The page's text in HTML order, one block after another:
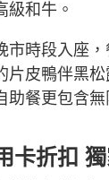
級和牛。
市時段入座
片皮鴨伴黑
助餐更包含
卡折扣